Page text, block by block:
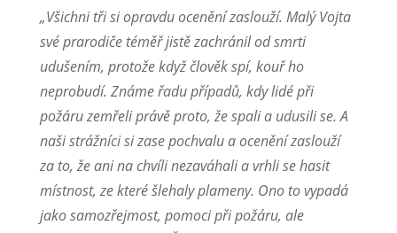
„Všichni tři si opravdu ocenění zaslouží. Malý Vojta
své prarodiče téměř jistě zachránil od smrti
udušením, protože když člověk spí, kouř ho
neprobudí. Známe řadu případů, kdy lidé při
požáru zemřeli právě proto, že spali a udusili se. A
naši strážníci si zase pochvalu a ocenění zaslouží
za to, že ani na chvíli nezaváhali a vrhli se hasit
místnost, ze které šlehaly plameny. Ono to vypadá
jako samozřejmost, pomoci při požáru, ale